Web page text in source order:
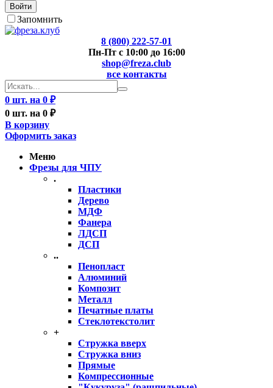
Войти
Запомнить
8 (800) 222-57-01
Пн-Пт с 10:00 до 16:00
shop@freza.club
все контакты
0 шт. на 0 ₽
0 шт. на 0 ₽
В корзину
Оформить заказ
Меню
Фрезы для ЧПУ
.
Пластики
Дерево
МДФ
Фанера
ЛДСП
ДСП
..
Пенопласт
Алюминий
Композит
Металл
Печатные платы
Стеклотекстолит
+
Стружка вверх
Стружка вниз
Прямые
Компрессионные